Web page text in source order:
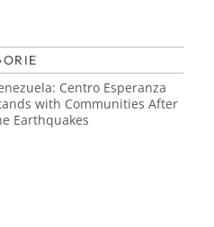
Centro Esperanza
with Communities After
Earthquakes